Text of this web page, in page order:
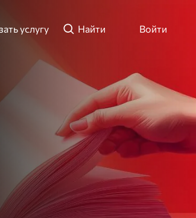
услугу Найти Войти